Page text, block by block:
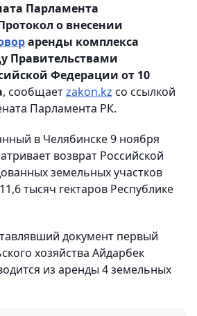
Парламента
о внесении
аренды комплекса
Правительствами
Федерации от 10
, сообщаетzakon.kz со ссылкой
Парламента РК.
в Челябинске 9 ноября
возврат Российской
земельных участков
тысяч гектаров Республике
документ первый
хозяйства Айдарбек
из аренды 4 земельных